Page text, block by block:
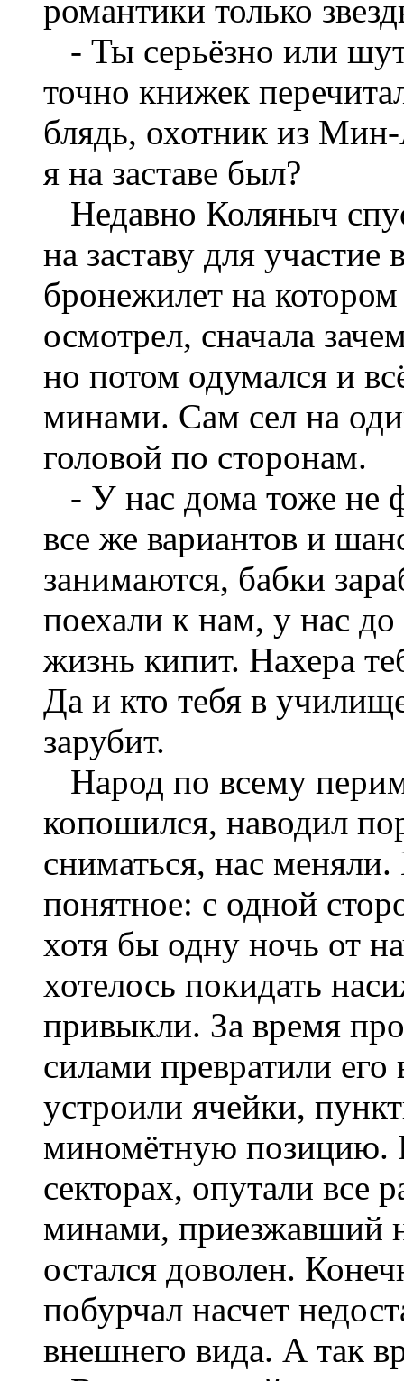
романтики только
- Ты серьёзно или
точно книжек
блядь, охотник из
я на заставе был?
Недавно Коляныч
на заставу для участие
бронежилет на
осмотрел, сначала
но потом одумался и
минами. Сам сел на
головой по сторонам.
- У нас дома тоже не
все же вариантов и
занимаются, бабки
поехали к нам, у нас
жизнь кипит. Нахера
Да и кто тебя в
зарубит.
Народ по всему
копошился, наводил
сниматься, нас
понятное: с одной
хотя бы одну ночь от
хотелось покидать
привыкли. За время
силами превратили
устроили ячейки,
миномётную позицию.
секторах, опутали все
минами, приезжавший
остался доволен.
побурчал насчет
внешнего вида. А так